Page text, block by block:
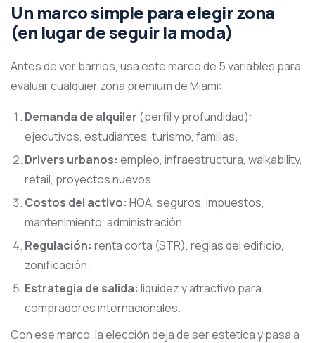
Un marco simple para elegir zona
(en lugar de seguir la moda)
Antes de ver barrios, usa este marco de 5 variables para
evaluar cualquier zona premium de Miami:
Demanda de alquiler (perfil y profundidad):
ejecutivos, estudiantes, turismo, familias.
Drivers urbanos: empleo, infraestructura, walkability,
retail, proyectos nuevos.
Costos del activo: HOA, seguros, impuestos,
mantenimiento, administración.
Regulación: renta corta (STR), reglas del edificio,
zonificación.
Estrategia de salida: liquidez y atractivo para
compradores internacionales.
Con ese marco, la elección deja de ser estética y pasa a